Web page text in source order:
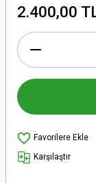
2.400,00
Karşılaştır